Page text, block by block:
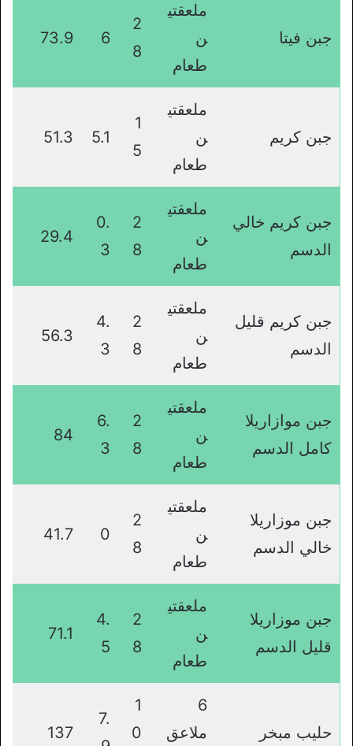
جبن فيتا
ملعقتي
ن
طعام
2
8
6
73.9
جبن كريم
ملعقتي
ن
طعام
1
5
5.1
51.3
جبن كريم خالي
الدسم
ملعقتي
ن
طعام
2
8
0.
3
29.4
جبن كريم قليل
الدسم
ملعقتي
ن
طعام
2
8
4.
3
56.3
جبن موازاريلا
كامل الدسم
ملعقتي
ن
طعام
2
8
6.
3
84
جبن موزاريلا
خالي الدسم
ملعقتي
ن
طعام
2
8
0
41.7
جبن موزاريلا
قليل الدسم
ملعقتي
ن
طعام
2
8
4.
5
71.1
حليب مبخر
6
ملاعق
1
0
7.
137